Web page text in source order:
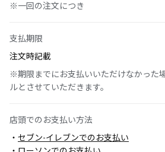
※一回の注文につき
支払期限
注文時記載
※期限までにお支払いいただけなかった
ルとさせていただきます。
店頭でのお支払い方法
・ セブン-イレブンでのお支払い